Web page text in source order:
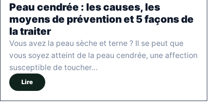
Peau cendrée : les causes, les
moyens de prévention et 5 façons de
la traiter
Vous avez la peau sèche et terne ? Il se peut que
vous soyez atteint de la peau cendrée, une affection
susceptible de toucher…
Lire